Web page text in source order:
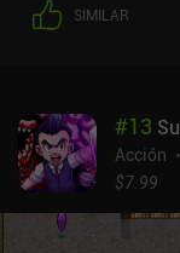
SIMILAR
#13
Acción
$7.99